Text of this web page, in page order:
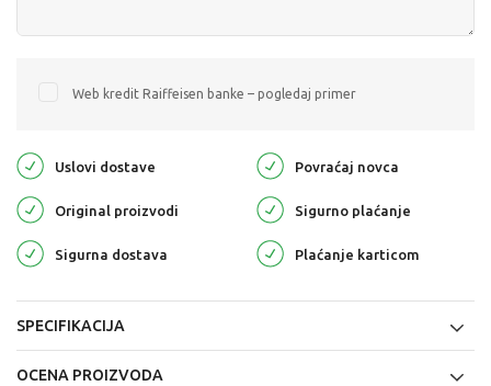
Web kredit Raiffeisen banke – pogledaj primer
Uslovi dostave Povraćaj novca
Original proizvodi Sigurno plaćanje
Sigurna dostava Plaćanje karticom
SPECIFIKACIJA
OCENA PROIZVODA